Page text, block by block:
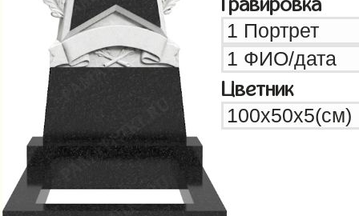
Гравировка
Цветник